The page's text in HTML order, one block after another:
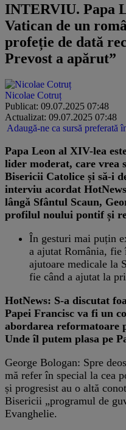
INTERVIU. Papa
Vatican de un
profeție de dată
Prevost a apărut”
Nicolae Cotruț
Publicat: 09.07.2025 07:48
Actualizat: 09.07.2025 07:48
Adaugă-ne ca sursă preferată
Papa Leon al XIV-lea
lider moderat, care vrea
Bisericii Catolice și să-i
interviu acordat
lângă Sfântul Scaun,
profilul noului pontif și
În gesturi mai puțin
a ajutat România, fie
ajutoare medicale la
fie când a ajutat la
HotNews: S-a discutat
Papei Francisc va fi un
abordarea reformatoare
Unde îl putem plasa pe
George Bologan: Spre
mă refer în special la cea
și progresist au o altă
Bisericii „programul de
Evanghelie.